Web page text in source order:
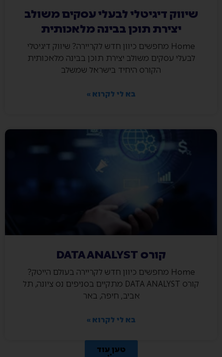
שיווק דיגיטלי לבעלי עסקים משולב
יצירת תוכן בבינה מלאכותית
Home מחפשים כיוון חדש לקריירה? שיווק דיגיטלי
לבעלי עסקים משולב יצירת תוכן בבינה מלאכותית
הקורס היחיד בישראל שמשלב
בא לי לקרוא »
קורס DATA ANALYST
Home מחפשים כיוון חדש לקריירה בעולם הייטק?
קורס DATA ANALYST מתקיים בסניפים נס ציונה, תל
אביב, חיפה, באר
בא לי לקרוא »
טען עוד